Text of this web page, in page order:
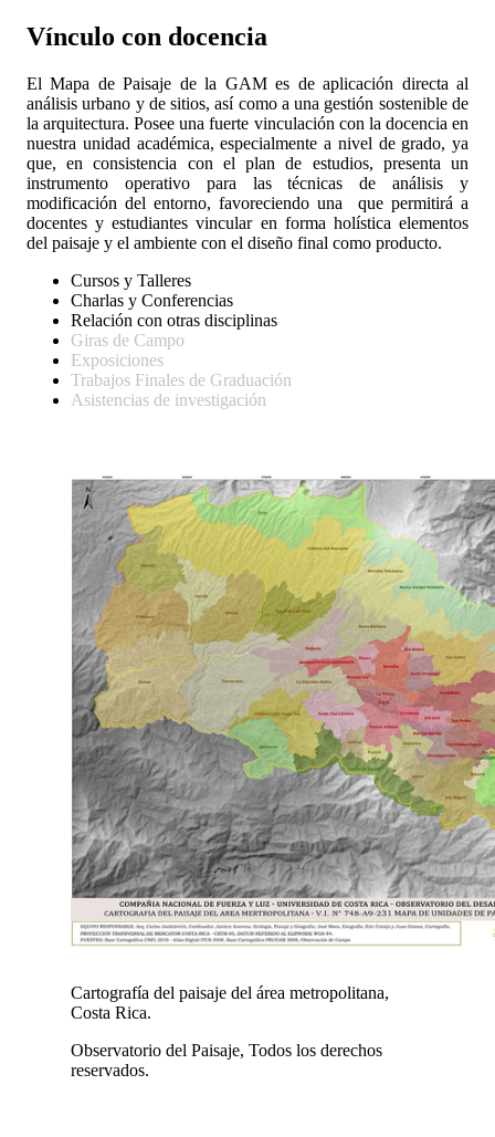
Vínculo con docencia
El Mapa de Paisaje de la GAM es de aplicación directa al
análisis urbano y de sitios, así como a una gestión sostenible de
la arquitectura. Posee una fuerte vinculación con la docencia en
nuestra unidad académica, especialmente a nivel de grado, ya
que, en consistencia con el plan de estudios, presenta un
instrumento operativo para las técnicas de análisis y
modificación del entorno, favoreciendo una que permitirá a
docentes y estudiantes vincular en forma holística elementos
del paisaje y el ambiente con el diseño final como producto.
Cursos y Talleres
Charlas y Conferencias
Relación con otras disciplinas
Giras de Campo
Exposiciones
Trabajos Finales de Graduación
Asistencias de investigación
Cartografía del paisaje del área metropolitana,
Costa Rica.
Observatorio del Paisaje, Todos los derechos
reservados.